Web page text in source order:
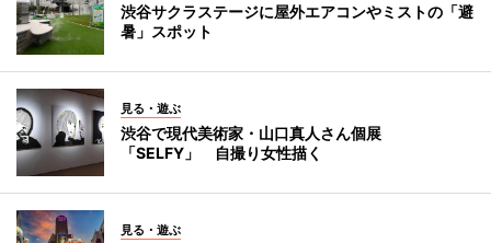
渋谷サクラステージに屋外エアコンやミストの「避
暑」スポット
見る・遊ぶ
渋谷で現代美術家・山口真人さん個展
「SELFY」 自撮り女性描く
見る・遊ぶ